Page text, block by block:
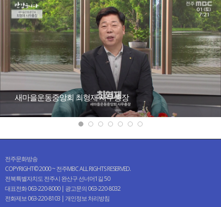
새마을운동중앙회 최형재 사무총장
전주문화방송
COPYRIGHT© 2000 ~ 전주MBC ALL RIGHTS RESERVED.
전북특별자치도 전주시 완산구 선너머1길 50
대표전화 063-220-8000 | 광고문의 063-220-8032
전화제보 063-220-8103 | 개인정보 처리방침